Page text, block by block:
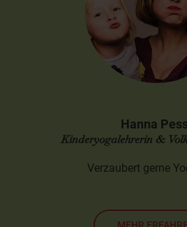
Hanna Pessl
Kinderyogalehrerin &
Verzaubert gerne